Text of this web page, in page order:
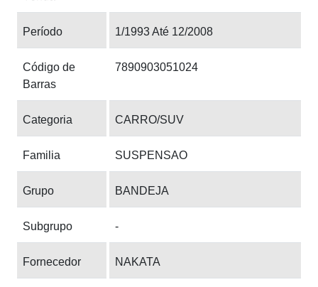
Período 1/1993 Até 12/2008
Código de
Barras
7890903051024
Categoria CARRO/SUV
Familia SUSPENSAO
Grupo BANDEJA
Subgrupo -
Fornecedor NAKATA